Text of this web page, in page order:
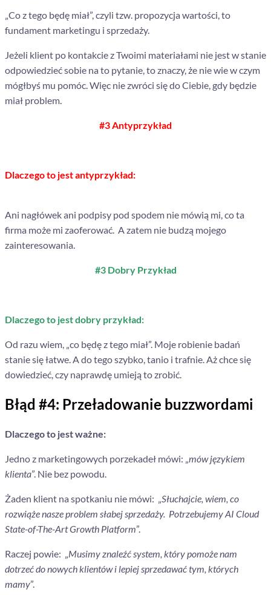
„Co z tego będę miał”, czyli tzw. propozycja wartości, to
fundament marketingu i sprzedaży.
Jeżeli klient po kontakcie z Twoimi materiałami nie jest w stanie
odpowiedzieć sobie na to pytanie, to znaczy, że nie wie w czym
mógłbyś mu pomóc. Więc nie zwróci się do Ciebie, gdy będzie
miał problem.
#3 Antyprzykład
Dlaczego to jest antyprzykład:
Ani nagłówek ani podpisy pod spodem nie mówią mi, co ta
firma może mi zaoferować. A zatem nie budzą mojego
zainteresowania.
#3 Dobry Przykład
Dlaczego to jest dobry przykład:
Od razu wiem, „co będę z tego miał”. Moje robienie badań
stanie się łatwe. A do tego szybko, tanio i trafnie. Aż chce się
dowiedzieć, czy naprawdę umieją to zrobić.
Błąd #4: Przeładowanie buzzwordami
Dlaczego to jest ważne:
Jedno z marketingowych porzekadeł mówi: „mów językiem
klienta”. Nie bez powodu.
Żaden klient na spotkaniu nie mówi: „Słuchajcie, wiem, co
rozwiąże nasze problem słabej sprzedaży. Potrzebujemy AI Cloud
State-of-The-Art Growth Platform”.
Raczej powie: „Musimy znaleźć system, który pomoże nam
dotrzeć do nowych klientów i lepiej sprzedawać tym, których
mamy”.